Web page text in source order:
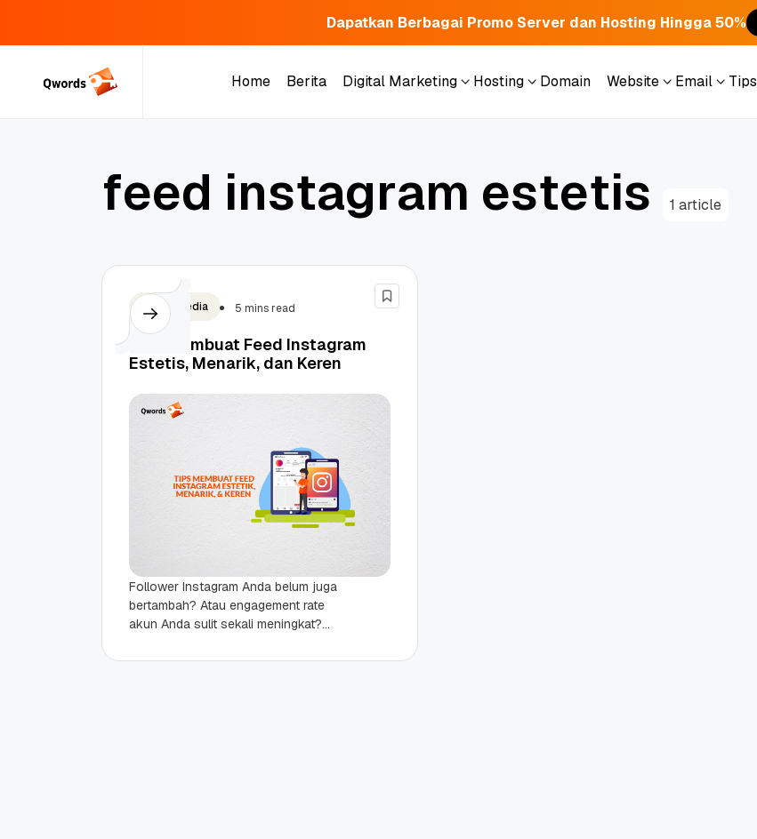
Dapatkan Berbagai Promo Server dan Hosting Hingga 50%
Home
Berita
Digital Marketing
Hosting
Domain
Website
Email
Tips
feed instagram estetis 1 article
Social Media 5 mins read
Tips Membuat Feed Instagram
Estetis, Menarik, dan Keren
Follower Instagram Anda belum juga
bertambah? Atau engagement rate
akun Anda sulit sekali meningkat?
penyebab utamanya. Ingat, Instagram